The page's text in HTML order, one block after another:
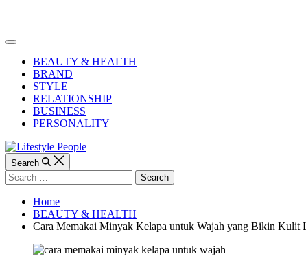
Off
CanvasBEAUTY & HEALTH
BRAND
STYLE
RELATIONSHIP
BUSINESS
PERSONALITY
Search
Search
for:
Home
BEAUTY & HEALTH
Cara Memakai Minyak Kelapa untuk Wajah yang Bikin Kulit